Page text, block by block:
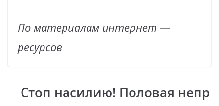
По материалам интернет —
ресурсов
Стоп насилию! Половая непр